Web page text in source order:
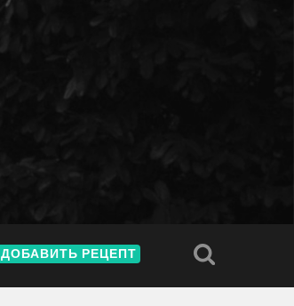
ДОБАВИТЬ РЕЦЕПТ